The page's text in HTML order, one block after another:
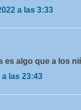
a las 3:33
es algo que a los
las 23:43